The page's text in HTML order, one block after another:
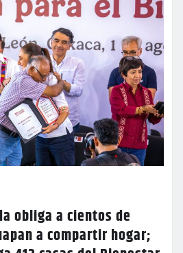
obliga a cientos de
a compartir hogar;